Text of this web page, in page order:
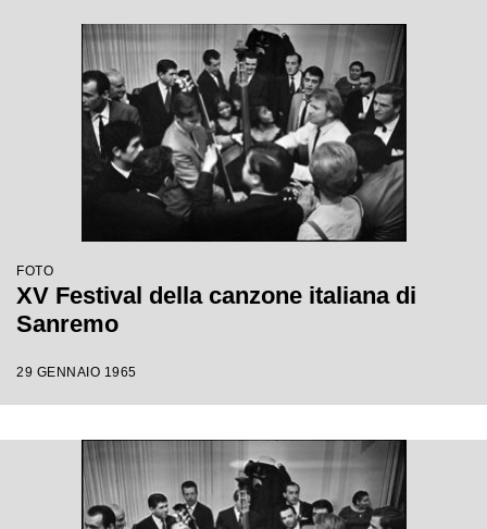
FOTO
XV Festival della canzone italiana di
Sanremo
29 GENNAIO 1965